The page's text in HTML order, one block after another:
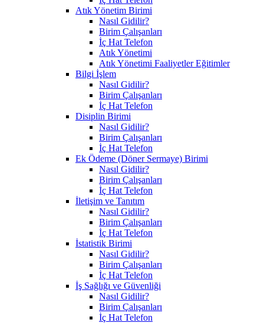
Atık Yönetim Birimi
Nasıl Gidilir?
Birim Çalışanları
İç Hat Telefon
Atık Yönetimi
Atık Yönetimi Faaliyetler Eğitimler
Bilgi İşlem
Nasıl Gidilir?
Birim Çalışanları
İç Hat Telefon
Disiplin Birimi
Nasıl Gidilir?
Birim Çalışanları
İç Hat Telefon
Ek Ödeme (Döner Sermaye) Birimi
Nasıl Gidilir?
Birim Çalışanları
İç Hat Telefon
İletişim ve Tanıtım
Nasıl Gidilir?
Birim Çalışanları
İç Hat Telefon
İstatistik Birimi
Nasıl Gidilir?
Birim Çalışanları
İç Hat Telefon
İş Sağlığı ve Güvenliği
Nasıl Gidilir?
Birim Çalışanları
İç Hat Telefon